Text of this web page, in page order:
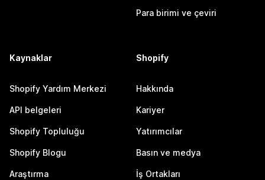
Para birimi ve çeviri
Kaynaklar
Shopify Yardım Merkezi
API belgeleri
Shopify Topluluğu
Shopify Blogu
Araştırma
Shopify
Hakkında
Kariyer
Yatırımcılar
Basın ve medya
İş Ortakları